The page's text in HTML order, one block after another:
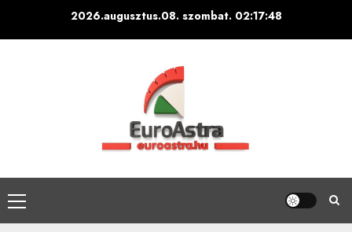
2026.augusztus.08. szombat. 02:17:49
Primary
Menu